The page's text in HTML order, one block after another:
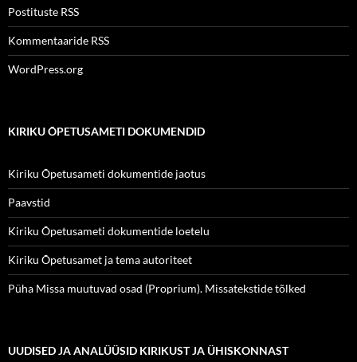
Postituste RSS
Kommentaaride RSS
WordPress.org
KIRIKU ÕPETUSAMETI DOKUMENDID
Kiriku Õpetusameti dokumentide jaotus
Paavstid
Kiriku Õpetusameti dokumentide loetelu
Kiriku Õpetusamet ja tema autoriteet
Püha Missa muutuvad osad (Proprium). Missatekstide tõlked
UUDISED JA ANALÜÜSID KIRIKUST JA ÜHISKONNAST